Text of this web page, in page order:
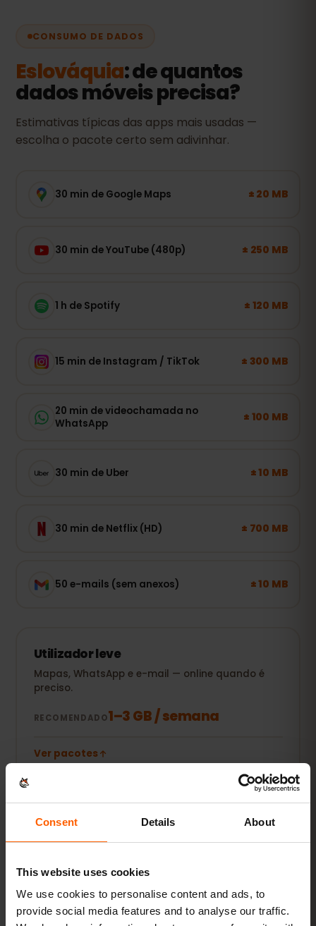
Consent Details About
This website uses cookies
We use cookies to personalise content and ads, to
provide social media features and to analyse our traffic.
CONSUMO DE DADOS
Eslováquia: de quantos
dados móveis precisa?
Estimativas típicas das apps mais usadas —
escolha o pacote certo sem adivinhar.
30 min de Google Maps ± 20 MB
30 min de YouTube (480p) ± 250 MB
1 h de Spotify ± 120 MB
15 min de Instagram / TikTok ± 300 MB
20 min de videochamada no
WhatsApp
± 100 MB
30 min de Uber ± 10 MB
30 min de Netflix (HD) ± 700 MB
50 e-mails (sem anexos) ± 10 MB
Utilizador leve
Mapas, WhatsApp e e-mail — online quando é
preciso.
RECOMENDADO1–3 GB / semana
Ver pacotes
POPULAR
Utilizador diário
RECOMENDADO 5–10 GB / mês
Ver pacotes